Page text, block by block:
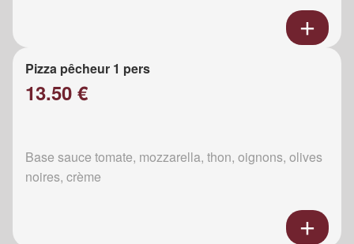
Pizza pêcheur 1 pers
13.50 €
Base sauce tomate, mozzarella, thon, oignons, olives
noires, crème